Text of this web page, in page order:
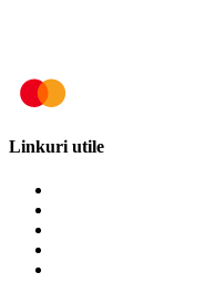
Linkuri utile